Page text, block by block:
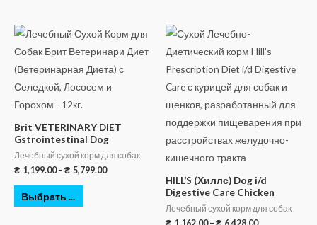
Brit VETERINARY DIET
Gstrointestinal Dog
Лечебный сухой корм для собак
₴ 1,199.00– ₴ 5,799.00
Выбрать ...
HILL’S (Хиллс) Dog i/d
Digestive Care Chicken
Лечебный сухой корм для собак